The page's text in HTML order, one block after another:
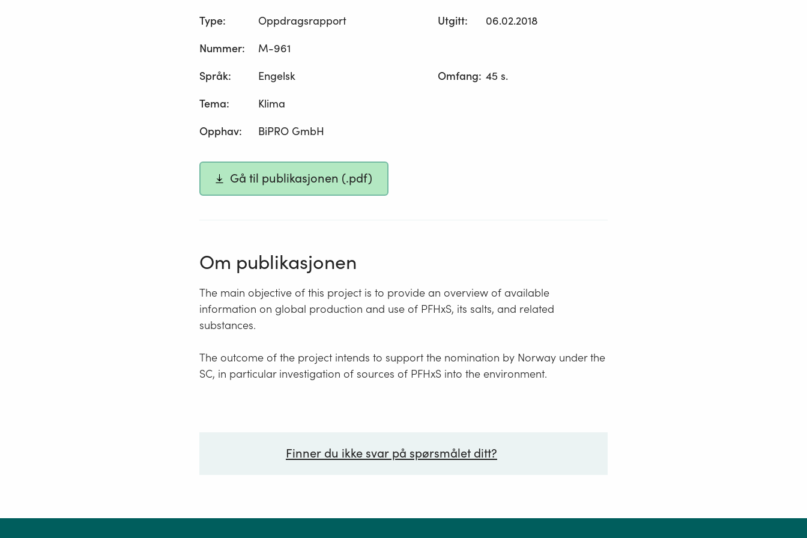
Type: Oppdragsrapport Utgitt:
06.02.2018
Nummer:
M-961
Språk: Engelsk Omfang: 45 s.
Tema:
Klima
Opphav: BiPRO GmbH
Gå til publikasjonen (.pdf)
Om publikasjonen
The main objective of this project is to provide an overview of available
information on global production and use of PFHxS, its salts, and related
substances.
The outcome of the project intends to support the nomination by Norway under the
SC, in particular investigation of sources of PFHxS into the environment.
Finner du ikke svar på spørsmålet ditt?